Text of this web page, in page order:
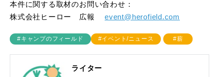
本件に関する取材のお問い合わせ：
株式会社ヒーロー 広報event@herofield.com
#キャンプのフィールド #イベント/ニュース #薪
ライター